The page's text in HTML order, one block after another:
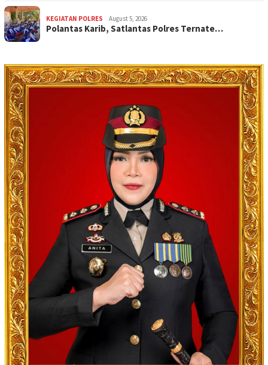
KEGIATAN POLRES August 5, 2026
Polantas Karib, Satlantas Polres Ternate…